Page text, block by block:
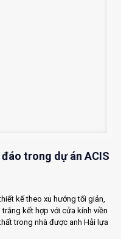
trong dự án ACIS
kế theo xu hướng tối giản,
kết hợp với cửa kính viền
trong nhà được anh Hải lựa